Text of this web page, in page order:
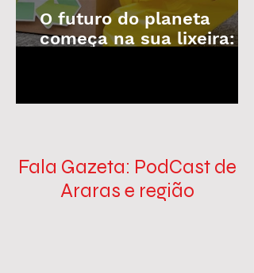
O futuro do planeta
começa na sua lixeira: o
Fala Gazeta: PodCast de
Araras e região